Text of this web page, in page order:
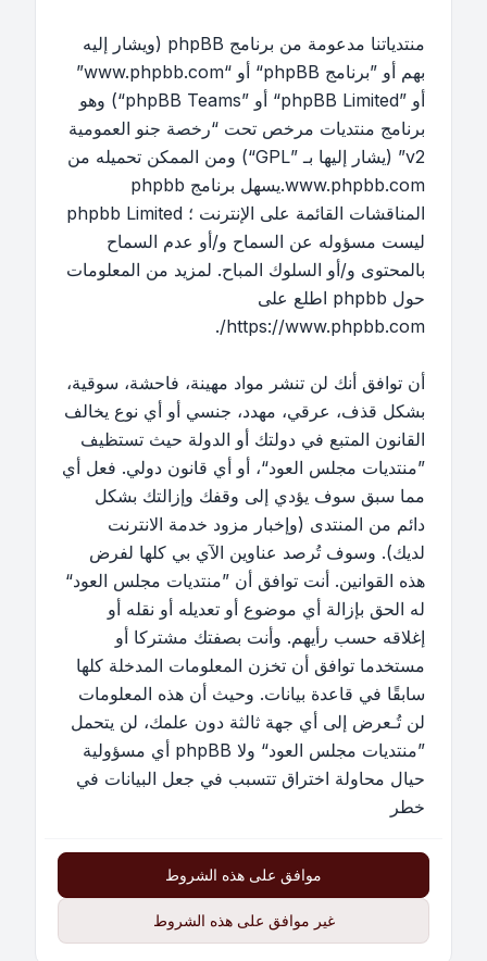
منتدياتنا مدعومة من برنامج phpBB (ويشار إليه
بهم أو ”برنامج phpBB“ أو “www.phpbb.com”
أو ”phpBB Limited“ أو ”phpBB Teams“) وهو
برنامج منتديات مرخص تحت “رخصة جنو العمومية
v2” (يشار إليها بـ ”GPL“) ومن الممكن تحميله من
www.phpbb.com
.يسهل برنامج phpbb
المناقشات القائمة على الإنترنت ؛ phpbb Limited
ليست مسؤوله عن السماح و/أو عدم السماح
بالمحتوى و/أو السلوك المباح. لمزيد من المعلومات
حول phpbb اطلع على
https://www.phpbb.com/
.
أن توافق أنك لن تنشر مواد مهينة، فاحشة، سوقية،
بشكل قذف، عرقي، مهدد، جنسي أو أي نوع يخالف
القانون المتبع في دولتك أو الدولة حيث تستظيف
”منتديات مجلس العود“، أو أي قانون دولي. فعل أي
مما سبق سوف يؤدي إلى وقفك وإزالتك بشكل
دائم من المنتدى (وإخبار مزود خدمة الانترنت
لديك). وسوف تُرصد عناوين الآي بي كلها لفرض
هذه القوانين. أنت توافق أن ”منتديات مجلس العود“
له الحق بإزالة أي موضوع أو تعديله أو نقله أو
إغلاقه حسب رأيهم. وأنت بصفتك مشتركا أو
مستخدما توافق أن تخزن المعلومات المدخلة كلها
سابقًا في قاعدة بيانات. وحيث أن هذه المعلومات
لن تُـعرض إلى أي جهة ثالثة دون علمك، لن يتحمل
”منتديات مجلس العود“ ولا phpBB أي مسؤولية
حيال محاولة اختراق تتسبب في جعل البيانات في
خطر
موافق على هذه الشروط
غير موافق على هذه الشروط